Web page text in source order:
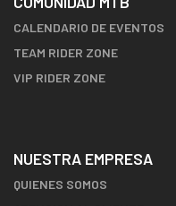
CALENDARIO DE EVENTOS
TEAM RIDER ZONE
VIP RIDER ZONE
NUESTRA EMPRESA
QUIENES SOMOS